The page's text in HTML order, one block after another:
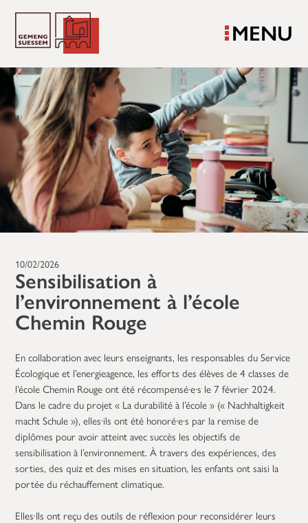
MENU
10/02/2026
Sensibilisation à
l’environnement à l’école
Chemin Rouge
En collaboration avec leurs enseignants, les responsables du Service
Écologique et l’energieagence, les efforts des élèves de 4 classes de
l’école Chemin Rouge ont été récompensé·e·s le 7 février 2024.
Dans le cadre du projet « La durabilité à l’école » (« Nachhaltigkeit
macht Schule »), elles·ils ont été honoré·e·s par la remise de
diplômes pour avoir atteint avec succès les objectifs de
sensibilisation à l’environnement. À travers des expériences, des
sorties, des quiz et des mises en situation, les enfants ont saisi la
portée du réchauffement climatique.
Elles·Ils ont reçu des outils de réflexion pour reconsidérer leurs